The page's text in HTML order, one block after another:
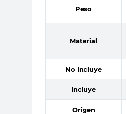
Peso
Material
No Incluye
Incluye
Origen